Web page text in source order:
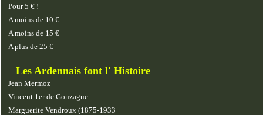
Pour 5 € !
A moins de 10 €
A moins de 15 €
A plus de 25 €
Les Ardennais font l' Histoire
Jean Mermoz
Vincent 1er de Gonzague
Marguerite Vendroux (1875-1933